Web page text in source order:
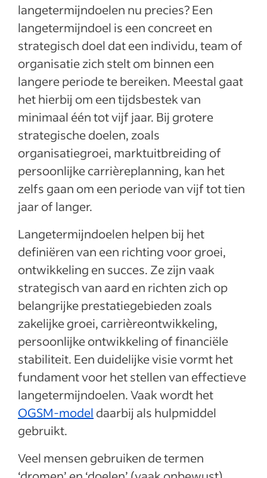
langetermijndoelen nu precies? Een
langetermijndoel is een concreet en
strategisch doel dat een individu, team of
organisatie zich stelt om binnen een
langere periode te bereiken. Meestal gaat
het hierbij om een tijdsbestek van
minimaal één tot vijf jaar. Bij grotere
strategische doelen, zoals
organisatiegroei, marktuitbreiding of
persoonlijke carrièreplanning, kan het
zelfs gaan om een periode van vijf tot tien
jaar of langer.
Langetermijndoelen helpen bij het
definiëren van een richting voor groei,
ontwikkeling en succes. Ze zijn vaak
strategisch van aard en richten zich op
belangrijke prestatiegebieden zoals
zakelijke groei, carrièreontwikkeling,
persoonlijke ontwikkeling of financiële
stabiliteit. Een duidelijke visie vormt het
fundament voor het stellen van effectieve
langetermijndoelen. Vaak wordt het
OGSM-model daarbij als hulpmiddel
gebruikt.
Veel mensen gebruiken de termen